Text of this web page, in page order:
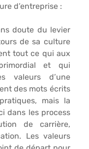
d’entreprise :
doute du levier
de sa culture
tout ce qui aux
et qui
valeurs d’une
des mots écrits
mais la
dans les process
de carrière,
Les valeurs